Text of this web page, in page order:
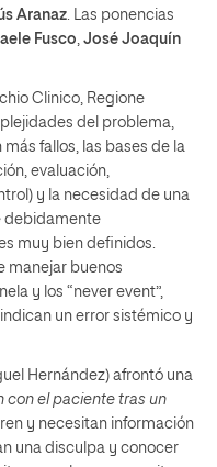
Aranaz. Las ponencias
Fusco, José Joaquín
Clinico, Regione
del problema,
fallos, las bases de la
evaluación,
y la necesidad de una
debidamente
muy bien definidos.
manejar buenos
y los “never event”,
un error sistémico y
Hernández) afrontó una
con el paciente tras un
y necesitan información
una disculpa y conocer